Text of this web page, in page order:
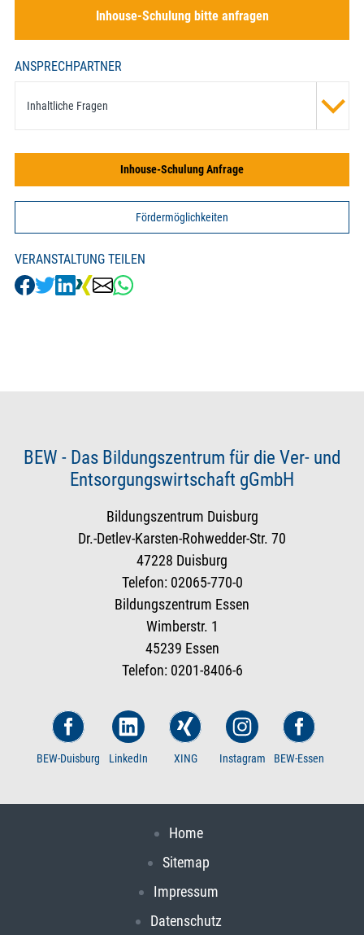
Inhouse-Schulung bitte anfragen
ANSPRECHPARTNER
Inhaltliche Fragen
Inhouse-Schulung Anfrage
Fördermöglichkeiten
VERANSTALTUNG TEILEN
BEW - Das Bildungszentrum für die Ver- und
Entsorgungswirtschaft gGmbH
Bildungszentrum Duisburg
Dr.-Detlev-Karsten-Rohwedder-Str. 70
47228 Duisburg
Telefon: 02065-770-0
Bildungszentrum Essen
Wimberstr. 1
45239 Essen
Telefon: 0201-8406-6
BEW-Duisburg LinkedIn XING Instagram BEW-Essen
Home
Sitemap
Impressum
Datenschutz